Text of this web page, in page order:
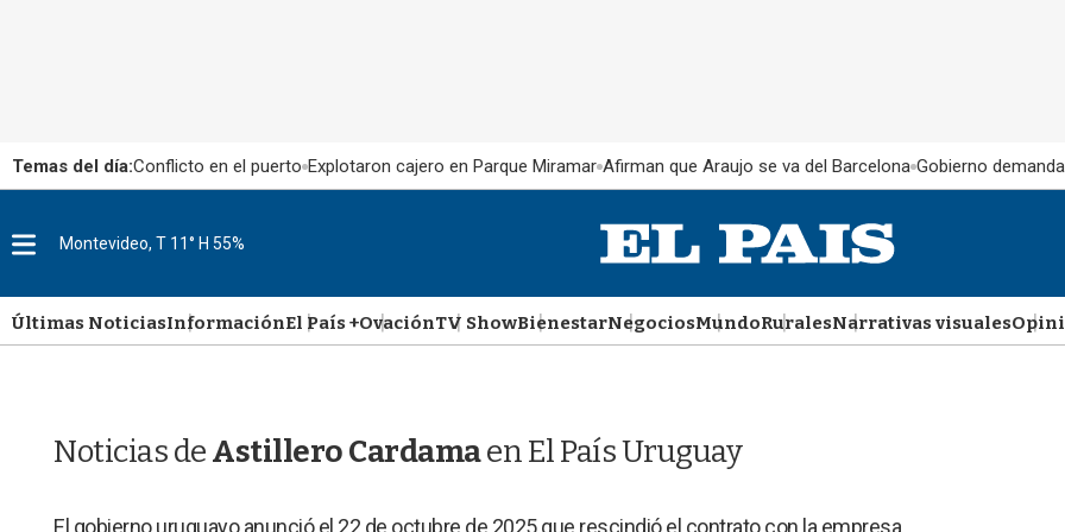
Temas del día:Conflicto en el puerto Explotaron cajero en Parque Miramar Afirman que Araujo se va del Barcelona Gobierno
M
u
Montevideo, T 11° H 55%
Últimas NoticiasInformaciónEl País +OvaciónTV ShowBienestarNegociosMundoRuralesNarrativas visuales
Noticias deAstillero Cardamaen El País Uruguay
El gobierno uruguayo anunció el 22 de octubre de 2025 que rescindió el contrato con la empresa